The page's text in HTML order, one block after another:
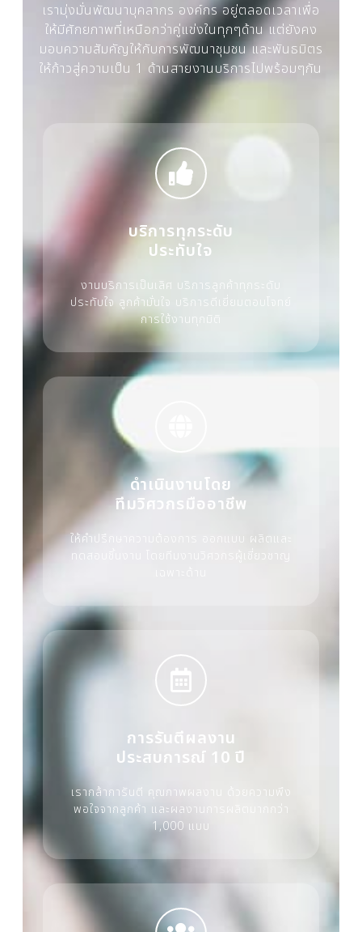
เรามุ่งมั่นพัฒนาบุคลากร องค์กร อยู่ตลอดเวลาเพื่อ
ให้มีศักยภาพที่เหนือกว่าคู่แข่งในทุกๆด้าน แต่ยังคง
มอบความสัมคัญให้กับการพัฒนาชุมชน และพันธมิตร
ให้ก้าวสู่ความเป็น 1 ด้านสายงานบริการไปพร้อมๆกัน
บริการทุกระดับ
ประทับใจ
งานบริการเป็นเลิศ บริการลูกค้าทุกระดับ
ประทับใจ ลูกค้ามั่นใจ บริการดีเยี่ยมตอบโจทย์
การใช้งานทุกมิติ
ดำเนินงานโดย
ทีมวิศวกรมืออาชีพ
ให้คำปรึกษาความต้องการ ออกแบบ ผลิตและ
ทดสอบชิ้นงาน โดยทีมงานวิศวกรผู้เชี่ยวชาญ
การรันตีผลงาน
ประสบการณ์ 10 ปี
เรากล้าการันตี คุณภาพผลงาน ด้วยความพึง
พอใจจากลูกค้า และผลงานการผลิตมากกว่า
1,000 แบบ